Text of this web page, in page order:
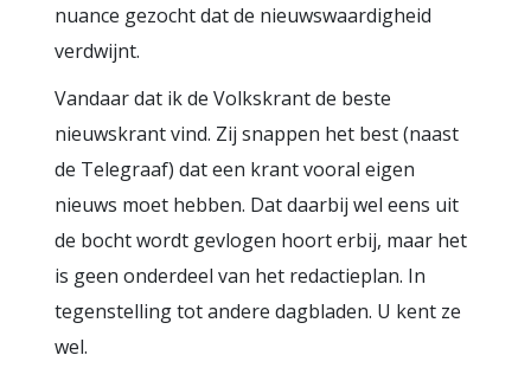
nuance gezocht dat de nieuwswaardigheid
verdwijnt.
Vandaar dat ik de Volkskrant de beste
nieuwskrant vind. Zij snappen het best (naast
de Telegraaf) dat een krant vooral eigen
nieuws moet hebben. Dat daarbij wel eens uit
de bocht wordt gevlogen hoort erbij, maar het
is geen onderdeel van het redactieplan. In
tegenstelling tot andere dagbladen. U kent ze
wel.